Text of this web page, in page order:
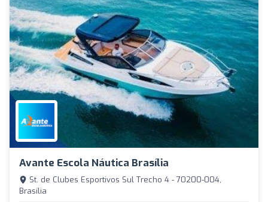
Avante Escola Náutica Brasília
St. de Clubes Esportivos Sul Trecho 4 - 70200-004,
Brasília